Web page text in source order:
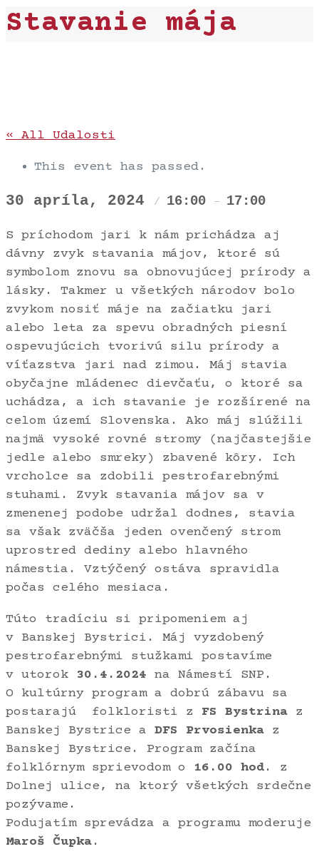
Stavanie mája
« All Udalosti
This event has passed.
30 apríla, 2024 / 16:00 – 17:00
S príchodom jari k nám prichádza aj
dávny zvyk stavania májov, ktoré sú
symbolom znovu sa obnovujúcej prírody a
lásky. Takmer u všetkých národov bolo
zvykom nosiť máje na začiatku jari
alebo leta za spevu obradných piesní
ospevujúcich tvorivú silu prírody a
víťazstva jari nad zimou. Máj stavia
obyčajne mládenec dievčaťu, o ktoré sa
uchádza, a ich stavanie je rozšírené na
celom území Slovenska. Ako máj slúžili
najmä vysoké rovné stromy (najčastejšie
jedle alebo smreky) zbavené kôry. Ich
vrcholce sa zdobili pestrofarebnými
stuhami. Zvyk stavania májov sa v
zmenenej podobe udržal dodnes, stavia
sa však zväčša jeden ovenčený strom
uprostred dediny alebo hlavného
námestia. Vztýčený ostáva spravidla
počas celého mesiaca.
Túto tradíciu si pripomeniem aj
v Banskej Bystrici. Máj vyzdobený
pestrofarebnými stužkami postavíme
v utorok 30.4.2024 na Námestí SNP.
O kultúrny program a dobrú zábavu sa
postarajú folkloristi z FS Bystrina z
Banskej Bystrice a DFS Prvosienka z
Banskej Bystrice. Program začína
folklórnym sprievodom o 16.00 hod . z
Dolnej ulice, na ktorý všetkých srdečne
pozývame.
Podujatím sprevádza a programu moderuje
Maroš Čupka .